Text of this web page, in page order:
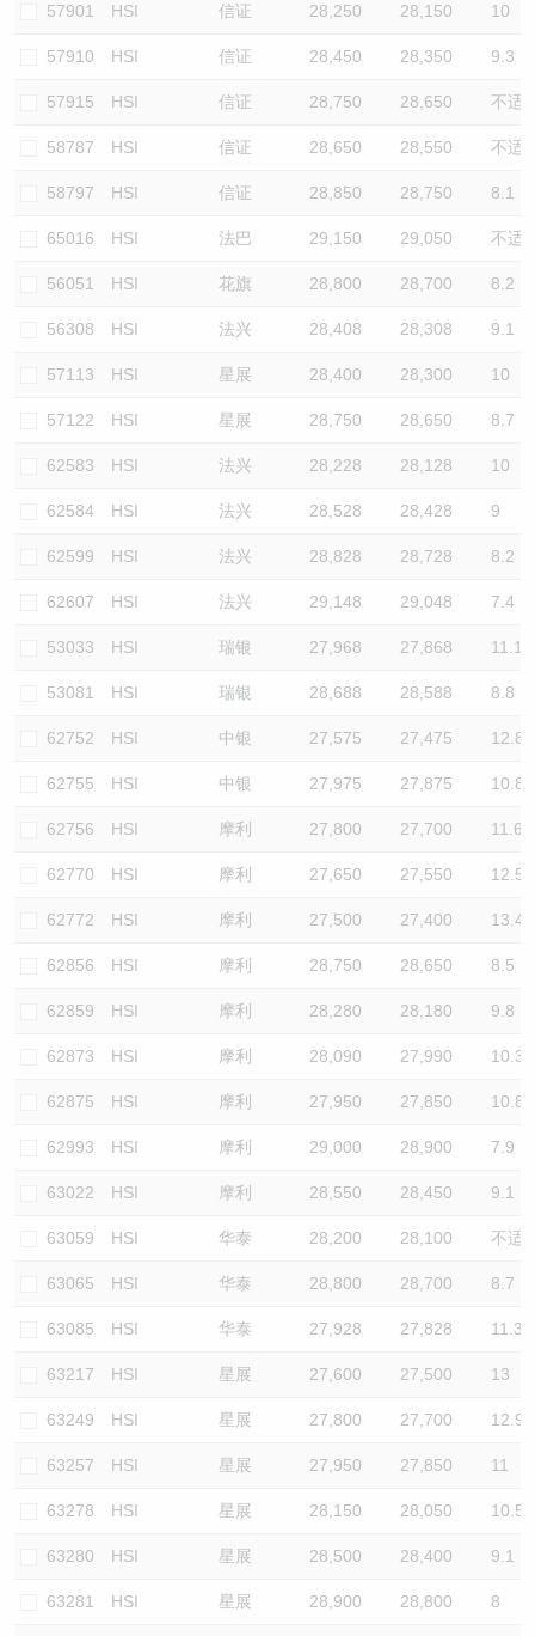
57901 HSI 信证 28,250 28,150 10
57910 HSI 信证 28,450 28,350 9.3
57915 HSI 信证 28,750 28,650 不适
58787 HSI 信证 28,650 28,550 不适
58797 HSI 信证 28,850 28,750 8.1
65016 HSI 法巴 29,150 29,050 不适
56051 HSI 花旗 28,800 28,700 8.2
56308 HSI 法兴 28,408 28,308 9.1
57113 HSI 星展 28,400 28,300 10
57122 HSI 星展 28,750 28,650 8.7
62583 HSI 法兴 28,228 28,128 10
62584 HSI 法兴 28,528 28,428 9
62599 HSI 法兴 28,828 28,728 8.2
62607 HSI 法兴 29,148 29,048 7.4
53033 HSI 瑞银 27,968 27,868 11.1
53081 HSI 瑞银 28,688 28,588 8.8
62752 HSI 中银 27,575 27,475 12.8
62755 HSI 中银 27,975 27,875 10.8
62756 HSI 摩利 27,800 27,700 11.6
62770 HSI 摩利 27,650 27,550 12.5
62772 HSI 摩利 27,500 27,400 13.4
62856 HSI 摩利 28,750 28,650 8.5
62859 HSI 摩利 28,280 28,180 9.8
62873 HSI 摩利 28,090 27,990 10.3
62875 HSI 摩利 27,950 27,850 10.8
62993 HSI 摩利 29,000 28,900 7.9
63022 HSI 摩利 28,550 28,450 9.1
63059 HSI 华泰 28,200 28,100 不适
63065 HSI 华泰 28,800 28,700 8.7
63085 HSI 华泰 27,928 27,828 11.3
63217 HSI 星展 27,600 27,500 13
63249 HSI 星展 27,800 27,700 12.9
63257 HSI 星展 27,950 27,850 11
63278 HSI 星展 28,150 28,050 10.5
63280 HSI 星展 28,500 28,400 9.1
63281 HSI 星展 28,900 28,800 8